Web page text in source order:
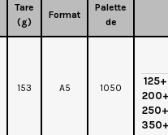
Tare
(g)
Format
Palette
de
153 A5 1050
125+
250+